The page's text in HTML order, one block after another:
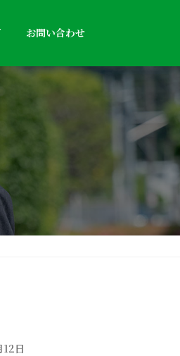
お問い合わせ
日